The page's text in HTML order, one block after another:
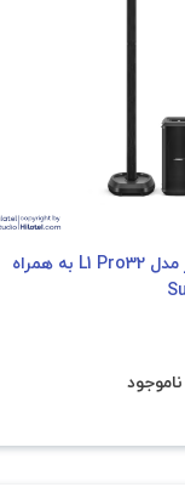
اسپیکر بلوتوثی بوز مدل L1 Pro32 به همراه
ناموجود